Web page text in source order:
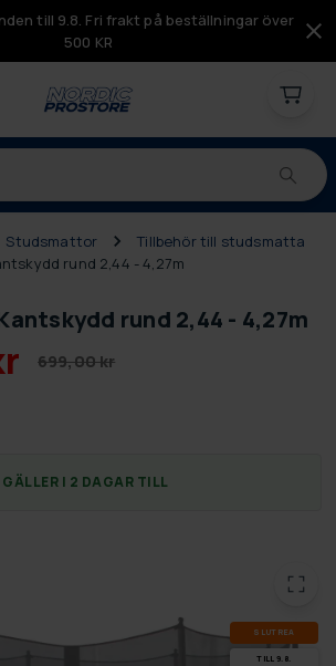
till 9.8. Fri frakt på beställningar över
500 KR
Studsmattor
Tillbehör till studsmatta
rund 2,44 - 4,27m
rund 2,44 - 4,27m
699,00 kr
I 2 DAGAR TILL
SLUT­REA
TILL 9.8.